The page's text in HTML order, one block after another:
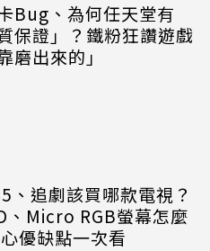
Bug、為何任天堂有
質保證」？鐵粉狂讚遊戲
磨出來的」
、追劇該買哪款電視？
、Micro RGB螢幕怎麼
優缺點一次看